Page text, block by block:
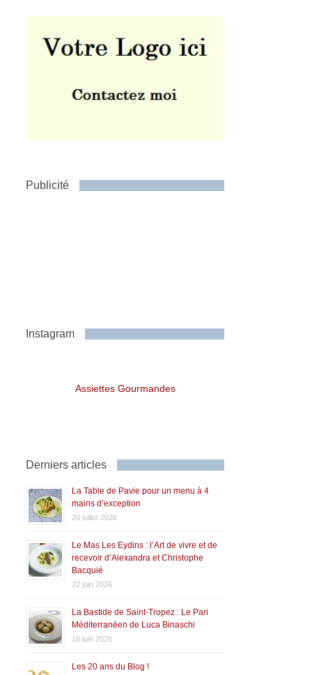
Publicité
Instagram
Assiettes Gourmandes
Derniers articles
La Table de Pavie pour un menu à 4
mains d’exception
20 juillet 2026
Le Mas Les Eydins : l’Art de vivre et de
recevoir d’Alexandra et Christophe
Bacquié
22 juin 2026
La Bastide de Saint-Tropez : Le Pari
Méditerranéen de Luca Binaschi
16 juin 2026
Les 20 ans du Blog !